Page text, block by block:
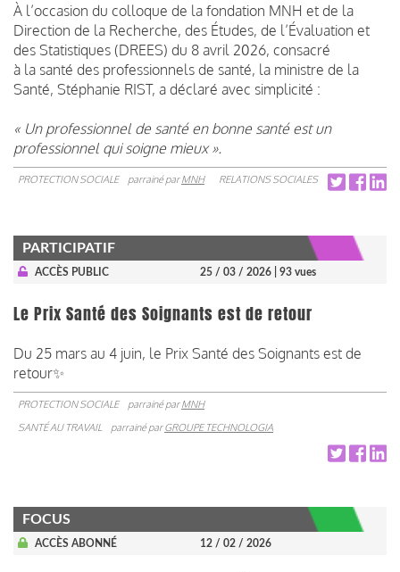
À l’occasion du colloque de la fondation MNH et de la
Direction de la Recherche, des Études, de l’Évaluation et
des Statistiques (DREES) du 8 avril 2026, consacré
à la santé des professionnels de santé, la ministre de la
Santé, Stéphanie RIST, a déclaré avec simplicité :
« Un professionnel de santé en bonne santé est un
professionnel qui soigne mieux ».
PROTECTION SOCIALE parrainé parMNH RELATIONS SOCIALES
PARTICIPATIF
ACCÈS PUBLIC 25 / 03 / 2026 | 93 vues
Le Prix Santé des Soignants est de retour
Du 25 mars au 4 juin, le Prix Santé des Soignants est de
retour✨
PROTECTION SOCIALE parrainé parMNH
SANTÉ AU TRAVAIL
parrainé parGROUPE TECHNOLOGIA
FOCUS
ACCÈS ABONNÉ 12 / 02 / 2026